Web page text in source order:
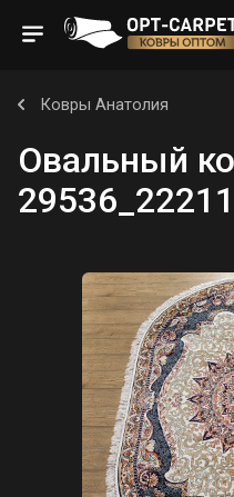
Ковры Анатолия
Овальный